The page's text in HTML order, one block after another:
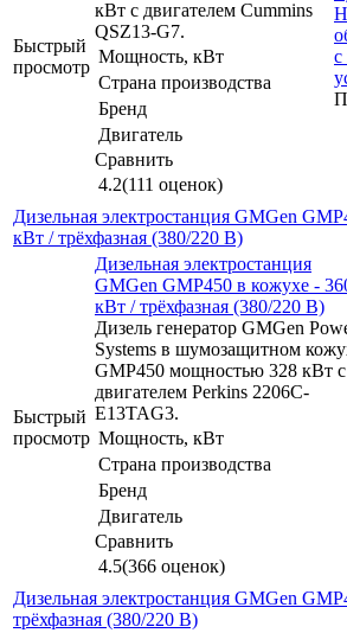
Быстрый
просмотр
кВт с двигателем Cummins
QSZ13-G7.
Мощность, кВт
Страна производства
Бренд
Двигатель
Сравнить
4.2(111 оценок)
с
Дизельная электростанция GMGen
кВт / трёхфазная (380/220 В)
Быстрый
просмотр
Дизельная электростанция
GMGen GMP450 в кожухе -
кВт / трёхфазная (380/220 В)
Дизель генератор GMGen
Systems в шумозащитном
GMP450 мощностью 328 кВт с
двигателем Perkins 2206C-
E13TAG3.
Мощность, кВт
Страна производства
Бренд
Двигатель
Сравнить
4.5(366 оценок)
Дизельная электростанция GMGen
трёхфазная (380/220 В)